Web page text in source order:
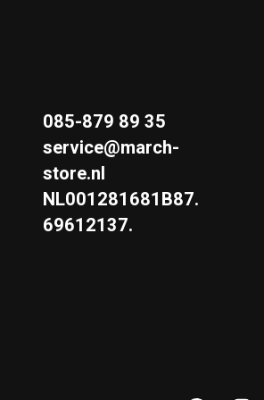
085-879 89 35
service@march-
store.nl
NL001281681B87.
69612137.